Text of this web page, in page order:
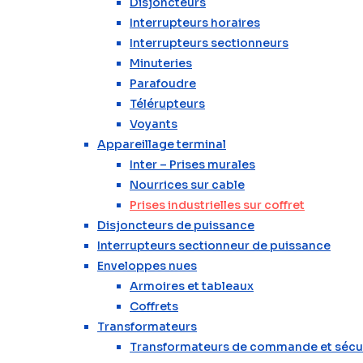
Interrupteurs horaires
Interrupteurs sectionneurs
Minuteries
Parafoudre
Télérupteurs
Voyants
Appareillage terminal
Inter – Prises murales
Nourrices sur cable
Prises industrielles sur coffret
Disjoncteurs de puissance
Interrupteurs sectionneur de puissance
Enveloppes nues
Armoires et tableaux
Coffrets
Transformateurs
Transformateurs de commande et